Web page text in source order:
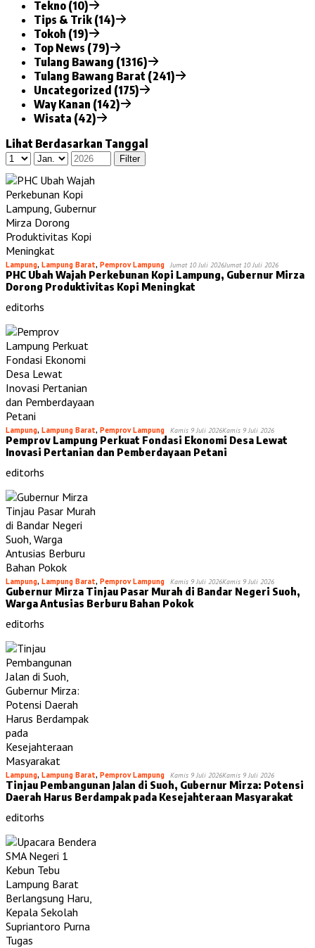
Tekno (10)
Tips & Trik (14)
Tokoh (19)
Top News (79)
Tulang Bawang (1316)
Tulang Bawang Barat (241)
Uncategorized (175)
Way Kanan (142)
Wisata (42)
Lihat Berdasarkan Tanggal
Lampung, Lampung Barat, Pemprov Lampung Jumat 10 Juli 2026Jumat 10 Juli 2026
PHC Ubah Wajah Perkebunan Kopi Lampung, Gubernur Mirza
Dorong Produktivitas Kopi Meningkat
editorhs
Lampung, Lampung Barat, Pemprov Lampung Kamis 9 Juli 2026Kamis 9 Juli 2026
Pemprov Lampung Perkuat Fondasi Ekonomi Desa Lewat
Inovasi Pertanian dan Pemberdayaan Petani
editorhs
Lampung, Lampung Barat, Pemprov Lampung Kamis 9 Juli 2026Kamis 9 Juli 2026
Gubernur Mirza Tinjau Pasar Murah di Bandar Negeri Suoh,
Warga Antusias Berburu Bahan Pokok
editorhs
Lampung, Lampung Barat, Pemprov Lampung Kamis 9 Juli 2026Kamis 9 Juli 2026
Tinjau Pembangunan Jalan di Suoh, Gubernur Mirza: Potensi
Daerah Harus Berdampak pada Kesejahteraan Masyarakat
editorhs